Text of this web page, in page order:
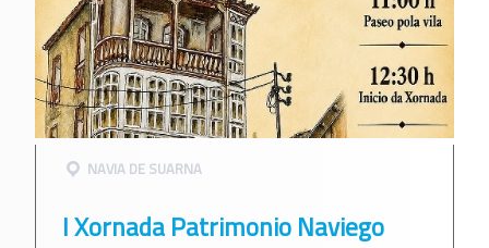
NAVIA DE SUARNA
I Xornada Patrimonio Naviego